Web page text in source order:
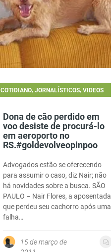
COTIDIANO, JORNALÍSTICOS, VIDEOS
Dona de cão perdido em
voo desiste de procurá-lo
em aeroporto no
RS.#goldevolveopinpoo
Advogados estão se oferecendo
para assumir o caso, diz Nair; não
há novidades sobre a busca. SÃO
PAULO – Nair Flores, a aposentada
que perdeu seu cachorro após uma
falha…
15 de março de